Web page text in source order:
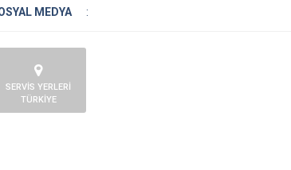
MEDYA :
SERVİS YERLERİ
TÜRKİYE